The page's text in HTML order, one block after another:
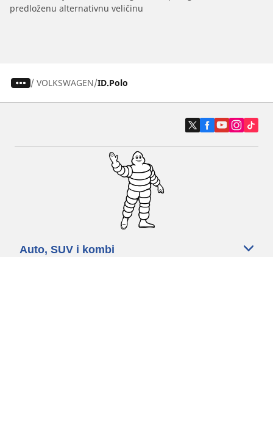
predloženu alternativnu veličinu
/ VOLKSWAGEN ID.Polo
Auto, SUV i kombi